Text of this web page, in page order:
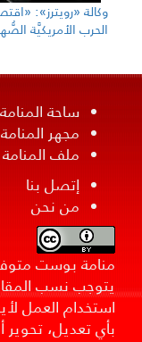
وكالة «رويترز»: «اقتصاد
الحرب الأمريكيَّة
ساحة المنامة
مجهر المنامة
ملف المنامة
إتصل بنا
من نحن
يتوجب نسب المقال
استخدام العمل لأية
بأي تعديل، تحوير أو